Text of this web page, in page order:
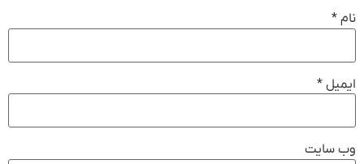
نام *
ایمیل *
وب‌ سایت